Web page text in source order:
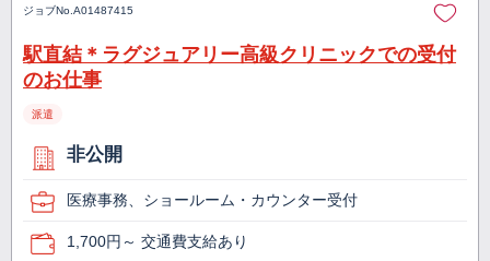
ジョブNo. A01487415
駅直結＊ラグジュアリー高級クリニックでの受付
のお仕事
派遣
非公開
医療事務、ショールーム・カウンター受付
1,700円～ 交通費支給あり